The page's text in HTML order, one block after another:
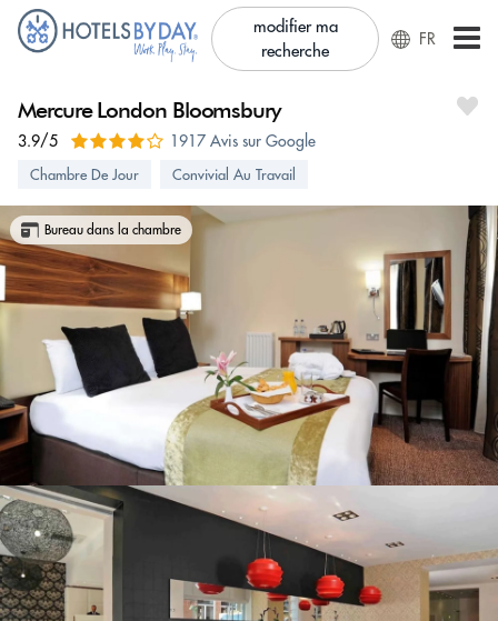
modifier ma
recherche
FR
Mercure London Bloomsbury
3.9/5 1917 Avis sur Google
Chambre De Jour Convivial Au Travail
Bureau dans la chambre